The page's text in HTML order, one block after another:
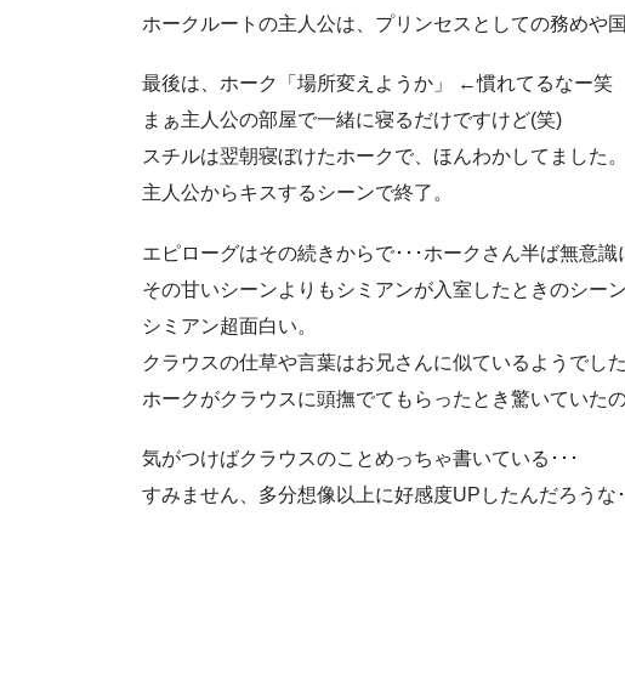
ホークルートの主人公は、プリンセスとしての務めや
最後は、ホーク「場所変えようか」 ←慣れてるなー笑
まぁ主人公の部屋で一緒に寝るだけですけど(笑)
スチルは翌朝寝ぼけたホークで、ほんわかしてました。
主人公からキスするシーンで終了。
エピローグはその続きからで･･･ホークさん半ば無意識
その甘いシーンよりもシミアンが入室したときのシー
シミアン超面白い。
クラウスの仕草や言葉はお兄さんに似ているようでした
ホークがクラウスに頭撫でてもらったとき驚いていた
気がつけばクラウスのことめっちゃ書いている･･･
すみません、多分想像以上に好感度UPしたんだろうな･